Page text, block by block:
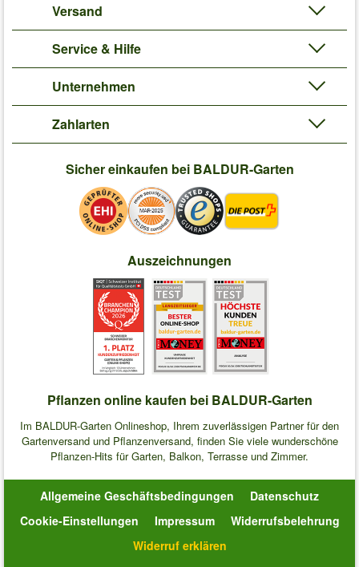
Versand
Service & Hilfe
Unternehmen
Zahlarten
Sicher einkaufen bei BALDUR-Garten
Auszeichnungen
Pflanzen online kaufen bei BALDUR-Garten
Im BALDUR-Garten Onlineshop, Ihrem zuverlässigen Partner für den
Gartenversand und Pflanzenversand, finden Sie viele wunderschöne
Pflanzen-Hits für Garten, Balkon, Terrasse und Zimmer.
Allgemeine Geschäftsbedingungen
Datenschutz
Cookie-Einstellungen
Impressum
Widerrufsbelehrung
Widerruf erklären